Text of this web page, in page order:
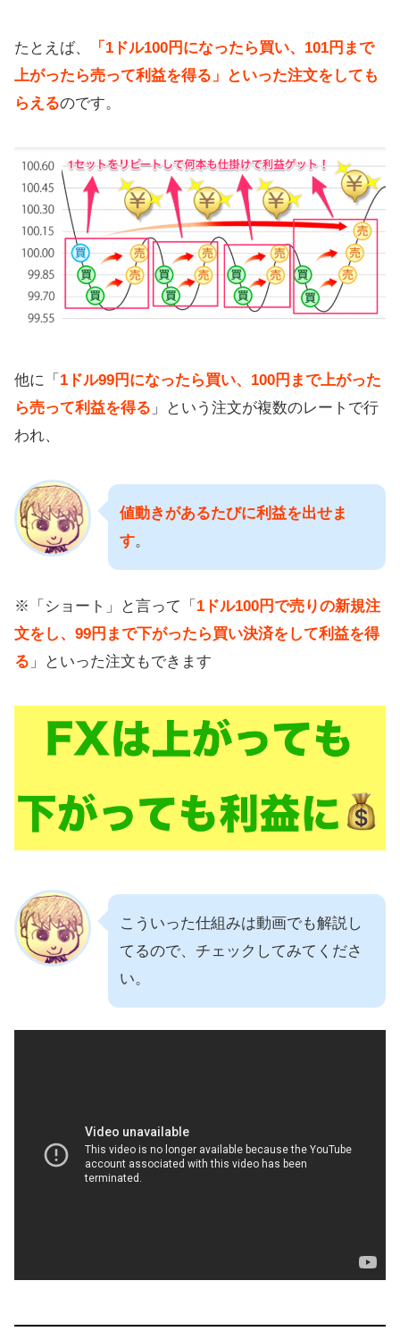
たとえば、
「1ドル100円になったら買い、101円まで
上がったら売って利益を得る」といった注文をしても
らえるのです。
他に「 1ドル99円になったら買い、100円まで上がった
ら売って利益を得る 」という注文が複数のレートで行
われ、
値動きがあるたびに利益を出せま
す。
※「ショート」と言って「 1ドル100円で売りの新規注
文をし、99円まで下がったら買い決済をして利益を得
る 」といった注文もできます
こういった仕組みは動画でも解説し
てるので、チェックしてみてくださ
い。